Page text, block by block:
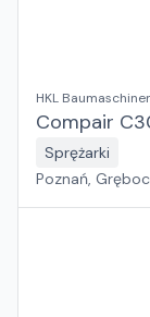
HKL
Compair
Sprężarki
Poznań,